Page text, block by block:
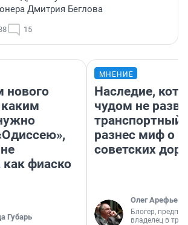
Дмитрия Беглова
15
нового
фиаско
Губарь
МНЕНИЕ
Наследие,
чудом не
транспортный
разнес миф о
советских
Олег Арефьев
Блогер,
владелец в